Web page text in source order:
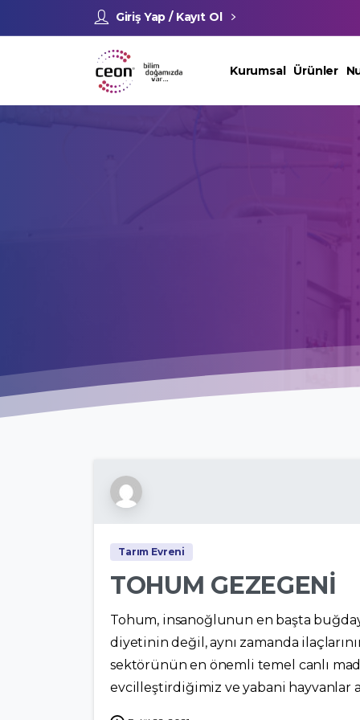
Giriş Yap / Kayıt Ol
Kurumsal Ürünler
Tarım Evreni
TOHUM GEZEGENİ
Tohum, insanoğlunun en başta
diyetinin değil, aynı zamanda
sektörünün en önemli temel canlı
evcilleştirdiğimiz ve yabani hayvanlar